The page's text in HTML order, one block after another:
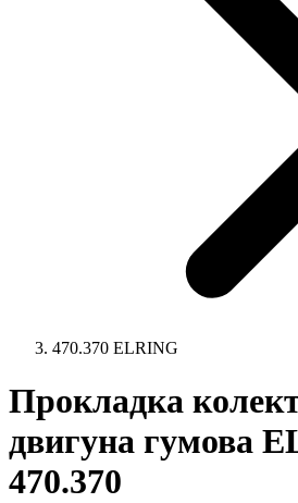
470.370 ELRING
Прокладка
двигуна гумова
470.370